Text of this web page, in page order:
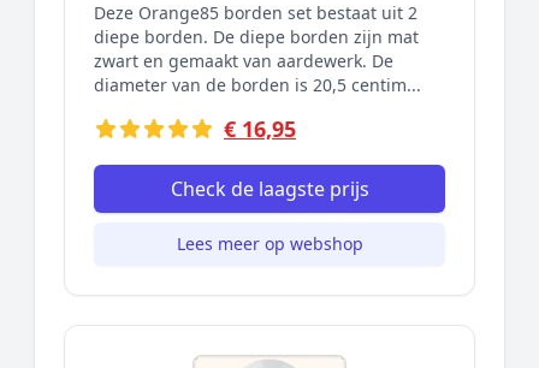
Deze Orange85 borden set bestaat uit 2
diepe borden. De diepe borden zijn mat
zwart en gemaakt van aardewerk. De
diameter van de borden is 20,5 centim...
€ 16,95
Check de laagste prijs
Lees meer op webshop